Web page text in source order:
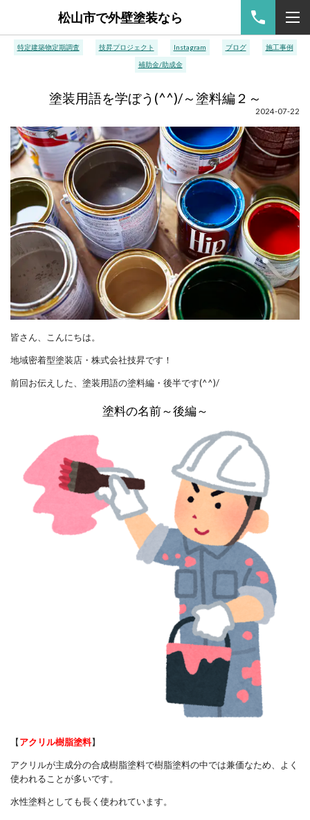
松山市で外壁塗装なら
特定建築物定期調査 技昇プロジェクト Instagram ブログ 施工事例
補助金/助成金
塗装用語を学ぼう(^^)/～塗料編２～
2024-07-22
皆さん、こんにちは。​
地域密着型塗装店・株式会社技昇です！
前回お伝えした、塗装用語の塗料編・後半です(^^)/
塗料の名前～後編～
【アクリル樹脂塗料】
アクリルが主成分の合成樹脂塗料で樹脂塗料の中では兼価なため、よく
使われることが多いです。
水性塗料としても長く使われています。